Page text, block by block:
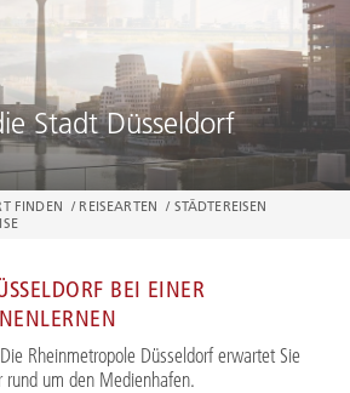
SUCHEN
Stadt Düsseldorf
FINDEN / REISEARTEN / STÄDTEREISEN
BEI EINER
Rheinmetropole Düsseldorf erwartet Sie
um den Medienhafen.